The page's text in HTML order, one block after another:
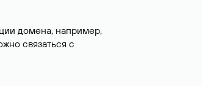
домена, например,
связаться с